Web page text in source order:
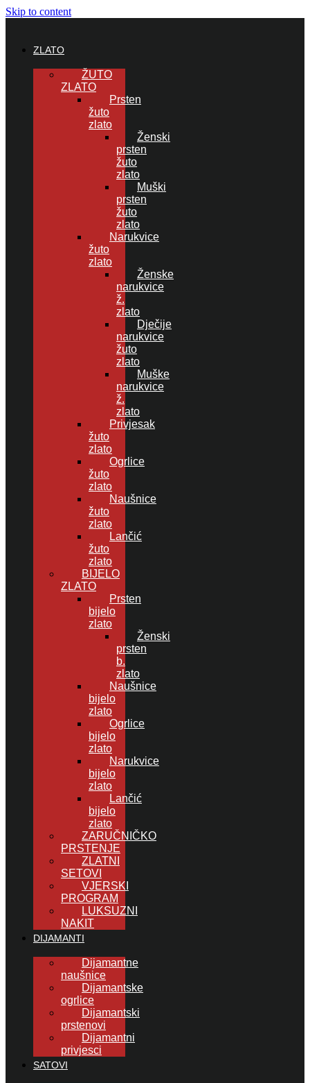
Skip to content
ZLATO
ŽUTO
ZLATO
Prsten
žuto
zlato
Ženski
prsten
žuto
zlato
Muški
prsten
žuto
zlato
Narukvice
žuto
zlato
Ženske
narukvice
ž.
zlato
Dječije
narukvice
žuto
zlato
Muške
narukvice
ž.
zlato
Privjesak
žuto
zlato
Ogrlice
žuto
zlato
Naušnice
žuto
zlato
Lančić
žuto
zlato
BIJELO
ZLATO
Prsten
bijelo
zlato
Ženski
prsten
b.
zlato
Naušnice
bijelo
zlato
Ogrlice
bijelo
zlato
Narukvice
bijelo
zlato
Lančić
bijelo
zlato
ZARUČNIČKO
PRSTENJE
ZLATNI
SETOVI
VJERSKI
PROGRAM
LUKSUZNI
NAKIT
DIJAMANTI
Dijamantne
naušnice
Dijamantske
ogrlice
Dijamantski
prstenovi
Dijamantni
privjesci
SATOVI